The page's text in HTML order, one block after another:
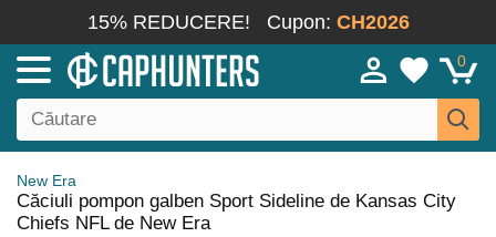
15% REDUCERE! Cupon: CH2026
0
New Era
Căciuli pompon galben Sport Sideline de Kansas City
Chiefs NFL de New Era